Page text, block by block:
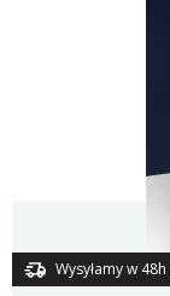
Wysyłamy w 48h